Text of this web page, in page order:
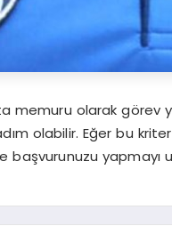
memuru olarak görev
olabilir. Eğer bu
başvurunuzu yapmayı